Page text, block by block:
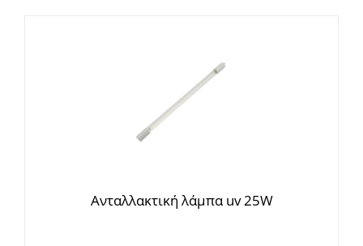
Ανταλλακτική λάμπα uv 25W